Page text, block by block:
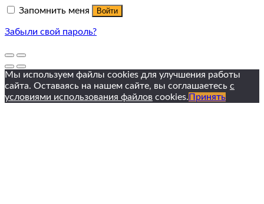
Запомнить меня Войти
Забыли свой пароль?
Мы используем файлы cookies для улучшения работы
сайта. Оставаясь на нашем сайте, вы соглашаетесь с
условиями использования файлов cookies. Принять